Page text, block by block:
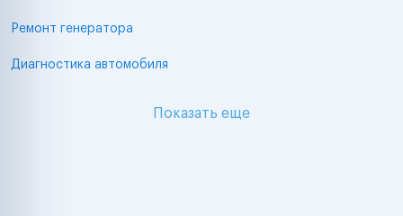
Ремонт генератора
Диагностика автомобиля
Показать еще